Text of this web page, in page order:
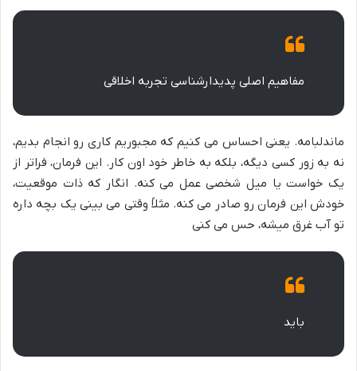
مفاهیم اصلی پدیدارشناسی تجربه اخلاقی
ماندلبامه. یعنی احساس می کنیم که مجبوریم کاری رو انجام بدیم،
نه به زور کسی دیگه، بلکه به خاطر خود اون کار. این فرمان، فراتر از
یک خواست یا میل شخصی عمل می کنه. انگار که ذات موقعیت،
خودش این فرمان رو صادر می کنه. مثلاً وقتی می بینی یک بچه داره
تو آب غرق میشه، حس می کنی
باید